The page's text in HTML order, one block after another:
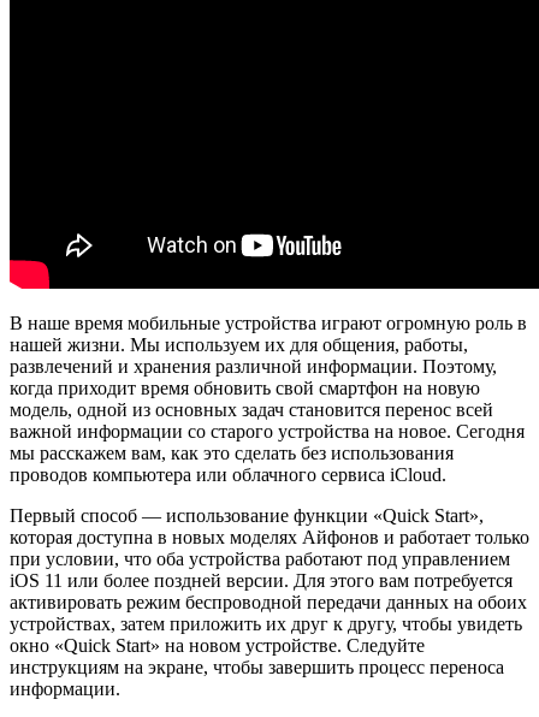
В наше время мобильные устройства играют огромную роль в
нашей жизни. Мы используем их для общения, работы,
развлечений и хранения различной информации. Поэтому,
когда приходит время обновить свой смартфон на новую
модель, одной из основных задач становится перенос всей
важной информации со старого устройства на новое. Сегодня
мы расскажем вам, как это сделать без использования
проводов компьютера или облачного сервиса iCloud.
Первый способ — использование функции «Quick Start»,
которая доступна в новых моделях Айфонов и работает только
при условии, что оба устройства работают под управлением
iOS 11 или более поздней версии. Для этого вам потребуется
активировать режим беспроводной передачи данных на обоих
устройствах, затем приложить их друг к другу, чтобы увидеть
окно «Quick Start» на новом устройстве. Следуйте
инструкциям на экране, чтобы завершить процесс переноса
информации.